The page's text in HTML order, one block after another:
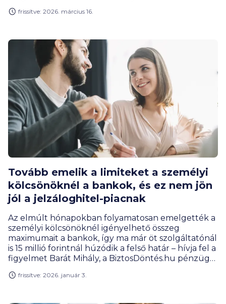
volumene több mint másfélszeresére ugrott.
frissítve: 2026. március 16.
Tovább emelik a limiteket a személyi
kölcsönöknél a bankok, és ez nem jön
jól a jelzáloghitel-piacnak
Az elmúlt hónapokban folyamatosan emelgették a
személyi kölcsönöknél igényelhető összeg
maximumait a bankok, így ma már öt szolgáltatónál
is 15 millió forintnál húzódik a felső határ – hívja fel a
figyelmet Barát Mihály, a BiztosDöntés.hu pénzügyi
személyi kölcsön egyre többször lehet valós
frissítve: 2026. január 3.